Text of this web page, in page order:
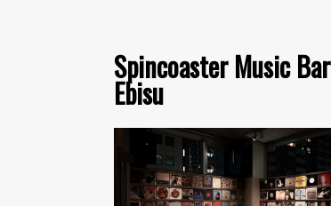
Spincoaster Music Bar
Ebisu